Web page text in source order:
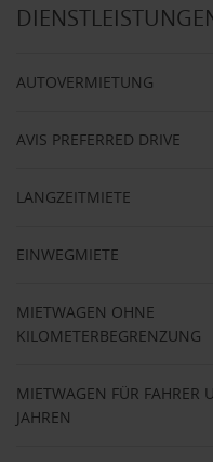
AUTOVERMIETUNG
AVIS PREFERRED DRIVE
LANGZEITMIETE
EINWEGMIETE
MIETWAGEN OHNE
KILOMETERBEGRENZUNG
MIETWAGEN FÜR FAHRER
JAHREN